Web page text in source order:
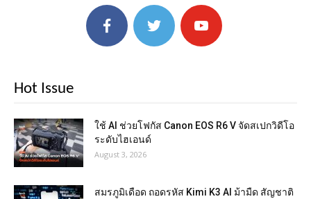
Hot Issue
ใช้ AI ช่วยโฟกัส Canon EOS R6 V จัดสเปกวิดีโอ
ระดับไฮเอนด์
August 3, 2026
สมรภูมิเดือด ถอดรหัส Kimi K3 AI ม้ามืด สัญชาติ